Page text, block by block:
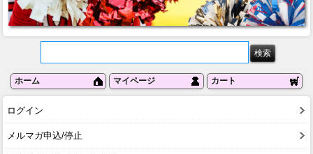
ホーム マイページ カート
ログイン
メルマガ申込/停止